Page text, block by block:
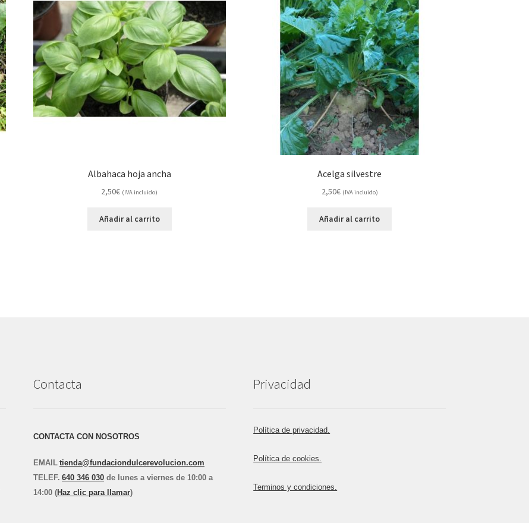
Albahaca hoja ancha
2,50€ (IVA incluido)
Añadir al carrito
Acelga silvestre
2,50€ (IVA incluido)
Añadir al carrito
Contacta
CONTACTA CON NOSOTROS
EMAIL tienda@fundaciondulcerevolucion.com
TELE F. 640 346 030 de lunes a viernes de 10:00 a
14:00 (Haz clic para llamar)
Privacidad
Política de privacidad.
Política de cookies.
Terminos y condiciones.